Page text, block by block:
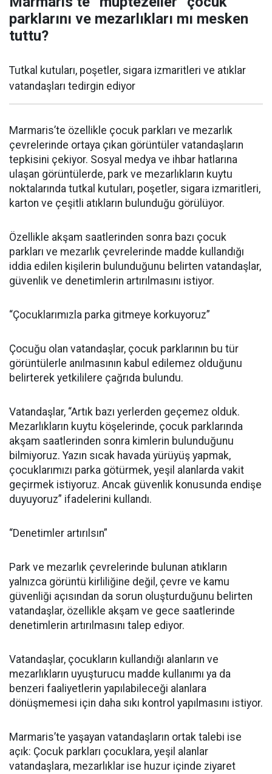
parklarını ve mezarlıkları mı mesken
tuttu?
Tutkal kutuları, poşetler, sigara izmaritleri ve atıklar
vatandaşları tedirgin ediyor
Marmaris’te özellikle çocuk parkları ve mezarlık
çevrelerinde ortaya çıkan görüntüler vatandaşların
tepkisini çekiyor. Sosyal medya ve ihbar hatlarına
ulaşan görüntülerde, park ve mezarlıkların kuytu
noktalarında tutkal kutuları, poşetler, sigara izmaritleri,
karton ve çeşitli atıkların bulunduğu görülüyor.
Özellikle akşam saatlerinden sonra bazı çocuk
parkları ve mezarlık çevrelerinde madde kullandığı
iddia edilen kişilerin bulunduğunu belirten vatandaşlar,
güvenlik ve denetimlerin artırılmasını istiyor.
“Çocuklarımızla parka gitmeye korkuyoruz”
Çocuğu olan vatandaşlar, çocuk parklarının bu tür
görüntülerle anılmasının kabul edilemez olduğunu
belirterek yetkililere çağrıda bulundu.
Vatandaşlar, “Artık bazı yerlerden geçemez olduk.
Mezarlıkların kuytu köşelerinde, çocuk parklarında
akşam saatlerinden sonra kimlerin bulunduğunu
bilmiyoruz. Yazın sıcak havada yürüyüş yapmak,
çocuklarımızı parka götürmek, yeşil alanlarda vakit
geçirmek istiyoruz. Ancak güvenlik konusunda endişe
duyuyoruz” ifadelerini kullandı.
“Denetimler artırılsın”
Park ve mezarlık çevrelerinde bulunan atıkların
yalnızca görüntü kirliliğine değil, çevre ve kamu
güvenliği açısından da sorun oluşturduğunu belirten
vatandaşlar, özellikle akşam ve gece saatlerinde
denetimlerin artırılmasını talep ediyor.
Vatandaşlar, çocukların kullandığı alanların ve
mezarlıkların uyuşturucu madde kullanımı ya da
benzeri faaliyetlerin yapılabileceği alanlara
dönüşmemesi için daha sıkı kontrol yapılmasını istiyor.
Marmaris’te yaşayan vatandaşların ortak talebi ise
açık: Çocuk parkları çocuklara, yeşil alanlar
vatandaşlara, mezarlıklar ise huzur içinde ziyaret